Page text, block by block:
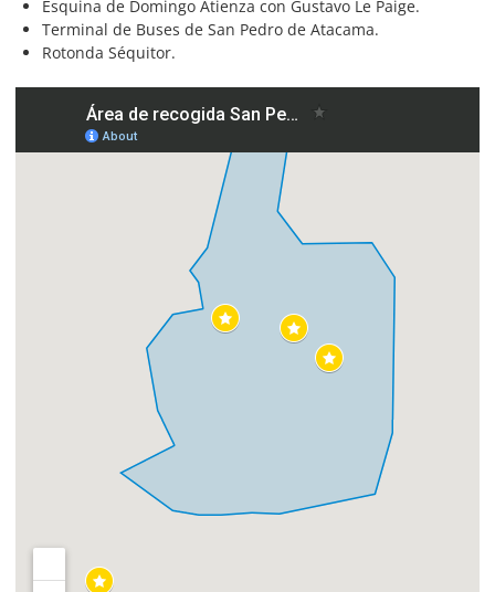
Esquina de Domingo Atienza con Gustavo Le Paige.
Terminal de Buses de San Pedro de Atacama.
Rotonda Séquitor.